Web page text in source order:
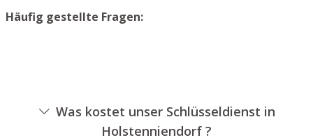
Häufig gestellte Fragen:
Was kostet unser Schlüsseldienst in
Holstenniendorf ?